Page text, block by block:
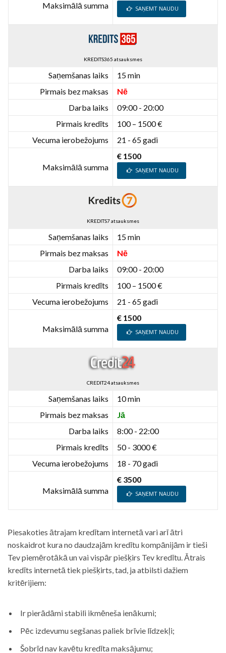
Maksimālā summa SAŅEMT NAUDU
KREDITS365 atsauksmes
Saņemšanas laiks
15 min
Pirmais bez maksas
Nē
Darba laiks
09:00 - 20:00
Pirmais kredīts
100 – 1500 €
Vecuma ierobežojums
21 - 65 gadi
Maksimālā summa
€ 1500
SAŅEMT NAUDU
KREDITS7 atsauksmes
Saņemšanas laiks
15 min
Pirmais bez maksas
Nē
Darba laiks
09:00 - 20:00
Pirmais kredīts
100 – 1500 €
Vecuma ierobežojums
21 - 65 gadi
Maksimālā summa
€ 1500
SAŅEMT NAUDU
CREDIT24 atsauksmes
Saņemšanas laiks
10 min
Pirmais bez maksas
Jā
Darba laiks
8:00 - 22:00
Pirmais kredīts
50 - 3000 €
Vecuma ierobežojums
18 - 70 gadi
Maksimālā summa
€ 3500
SAŅEMT NAUDU
Piesakoties ātrajam kredītam internetā vari arī ātri
noskaidrot kura no daudzajām kredītu kompānijām ir tieši
Tev piemērotākā un vai vispār piešķirs Tev kredītu. Ātrais
kredīts internetā tiek piešķirts, tad, ja atbilsti dažiem
kritērijiem:
Ir pierādāmi stabili ikmēneša ienākumi;
Pēc izdevumu segšanas paliek brīvie līdzekļi;
Šobrīd nav kavētu kredīta maksājumu;